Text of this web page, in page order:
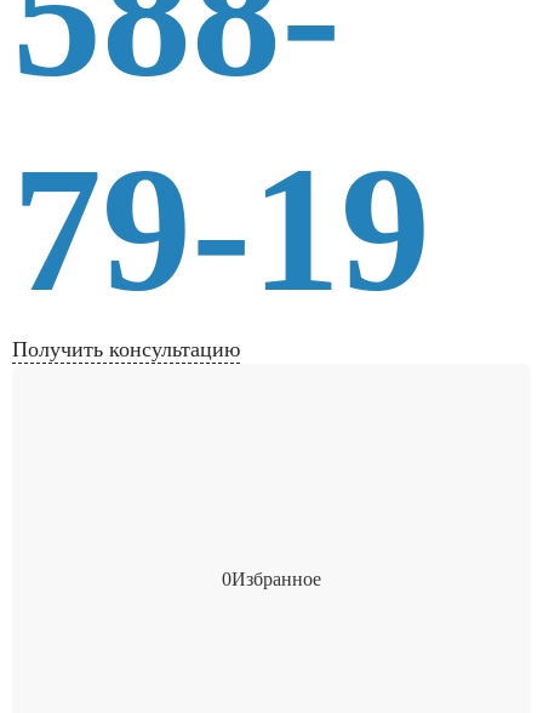
79-19
Получить консультацию
0Избранное